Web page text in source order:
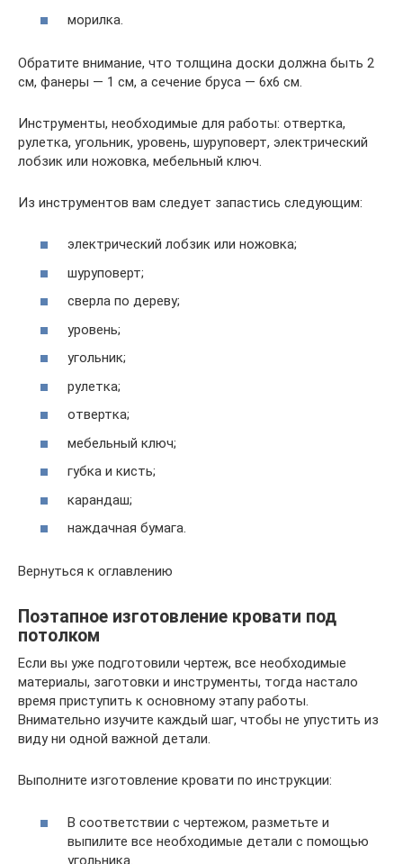
морилка.
Обратите внимание, что толщина доски должна быть 2
см, фанеры — 1 см, а сечение бруса — 6х6 см.
Инструменты, необходимые для работы: отвертка,
рулетка, угольник, уровень, шуруповерт, электрический
лобзик или ножовка, мебельный ключ.
Из инструментов вам следует запастись следующим:
электрический лобзик или ножовка;
шуруповерт;
сверла по дереву;
уровень;
угольник;
рулетка;
отвертка;
мебельный ключ;
губка и кисть;
карандаш;
наждачная бумага.
Вернуться к оглавлению
Поэтапное изготовление кровати под
потолком
Если вы уже подготовили чертеж, все необходимые
материалы, заготовки и инструменты, тогда настало
время приступить к основному этапу работы.
Внимательно изучите каждый шаг, чтобы не упустить из
виду ни одной важной детали.
Выполните изготовление кровати по инструкции:
В соответствии с чертежом, разметьте и
выпилите все необходимые детали с помощью
угольника.